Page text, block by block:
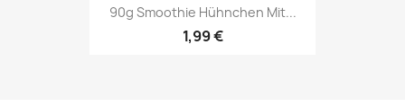
90g Smoothie Hühnchen Mit...
1,99 €